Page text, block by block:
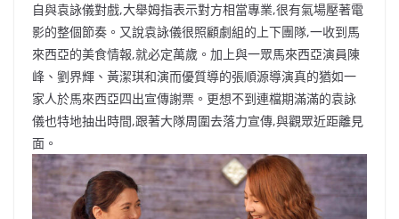
自與袁詠儀對戲,大舉姆指表示對方相當專業,很有氣場壓著電
影的整個節奏。又說袁詠儀很照顧劇組的上下團隊,一收到馬
來西亞的美食情報,就必定萬歲。加上與一眾馬來西亞演員陳
峰、劉界輝、黃潔琪和演而優質導的張順源導演真的猶如一
家人於馬來西亞四出宣傳謝票。更想不到連檔期滿滿的袁詠
儀也特地抽出時間,跟著大隊周圍去落力宣傳,與觀眾近距離見
面。